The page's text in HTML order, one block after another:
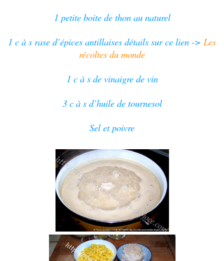
1 petite boite de thon au naturel
1 c à s rase d’épices antillaises détails sur ce lien -> Les
récoltes du monde
1 c à s de vinaigre de vin
3 c à s d’huile de tournesol
Sel et poivre